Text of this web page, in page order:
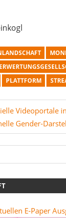
PLATTFORM
Videoportale
Gender-
E-Paper